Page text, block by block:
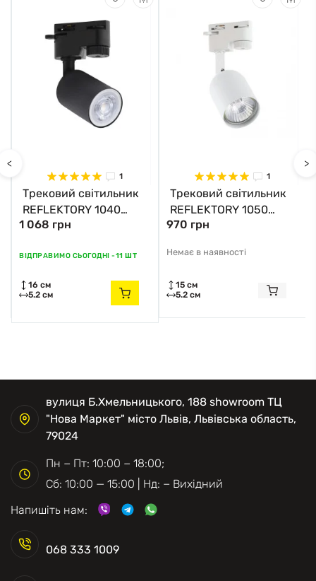
<
1
Трековий світильник
REFLEKTORY 1040
Zuma Line
1 068 грн
ВІДПРАВИМО СЬОГОДНІ -11 ШТ
16 см
5.2 см
1
Трековий світильник
REFLEKTORY 1050
Zuma Line
970 грн
Немає в наявності
15 см
5.2 см
>
068 333 1009
вулиця Б.Хмельницького, 188 showroom ТЦ
"Нова Маркет" місто Львів, Львівська область,
79024
Пн − Пт: 10:00 − 18:00;
Сб: 10:00 — 15:00 | Нд: − Вихідний
Напишіть нам: